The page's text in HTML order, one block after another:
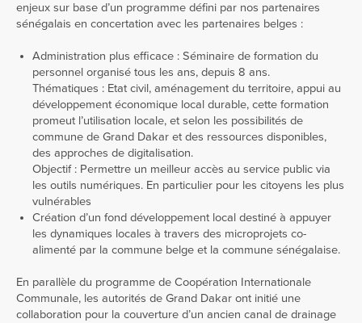
enjeux sur base d’un programme défini par nos partenaires
sénégalais en concertation avec les partenaires belges :
Administration plus efficace : Séminaire de formation du
personnel organisé tous les ans, depuis 8 ans.
Thématiques : Etat civil, aménagement du territoire, appui au
développement économique local durable, cette formation
promeut l’utilisation locale, et selon les possibilités de
commune de Grand Dakar et des ressources disponibles,
des approches de digitalisation.
Objectif : Permettre un meilleur accès au service public via
les outils numériques. En particulier pour les citoyens les plus
vulnérables
Création d’un fond développement local destiné à appuyer
les dynamiques locales à travers des microprojets co-
alimenté par la commune belge et la commune sénégalaise.
En parallèle du programme de Coopération Internationale
Communale, les autorités de Grand Dakar ont initié une
collaboration pour la couverture d’un ancien canal de drainage